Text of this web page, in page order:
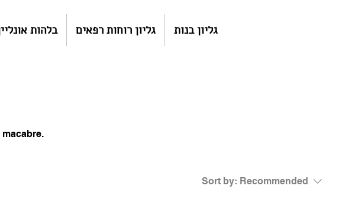
בלהות גליון רוחות רפאים גליון בנות
Sort by: Recommended